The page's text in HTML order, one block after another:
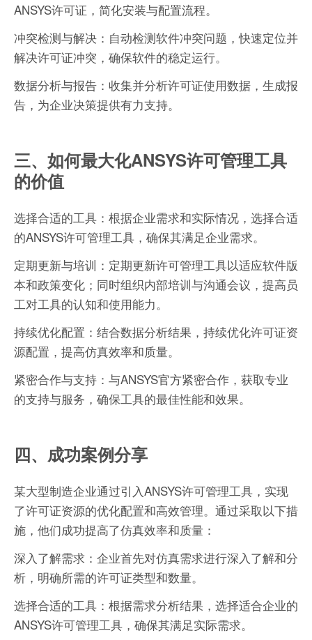
ANSYS许可证，简化安装与配置流程。
冲突检测与解决：自动检测软件冲突问题，快速定位并
解决许可证冲突，确保软件的稳定运行。
数据分析与报告：收集并分析许可证使用数据，生成报
告，为企业决策提供有力支持。
三、如何最大化ANSYS许可管理工具
的价值
选择合适的工具：根据企业需求和实际情况，选择合适
的ANSYS许可管理工具，确保其满足企业需求。
定期更新与培训：定期更新许可管理工具以适应软件版
本和政策变化；同时组织内部培训与沟通会议，提高员
工对工具的认知和使用能力。
持续优化配置：结合数据分析结果，持续优化许可证资
源配置，提高仿真效率和质量。
紧密合作与支持：与ANSYS官方紧密合作，获取专业
的支持与服务，确保工具的最佳性能和效果。
四、成功案例分享
某大型制造企业通过引入ANSYS许可管理工具，实现
了许可证资源的优化配置和高效管理。通过采取以下措
施，他们成功提高了仿真效率和质量：
深入了解需求：企业首先对仿真需求进行深入了解和分
析，明确所需的许可证类型和数量。
选择合适的工具：根据需求分析结果，选择适合企业的
ANSYS许可管理工具，确保其满足实际需求。